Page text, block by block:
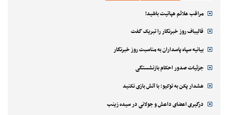
مراقب علائم هپاتیت باشید!
قالیباف روز خبرنگار را تبریک گفت
بیانیه سپاه پاسداران به مناسبت روز خبرنگار
جزئیات صدور احکام بازنشستگی
هشدار پکن به توکیو: با آتش بازی نکنید
درگیری اعضای داعش و جولانی در سیده زینب